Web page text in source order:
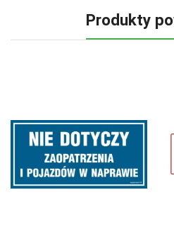
Produkty